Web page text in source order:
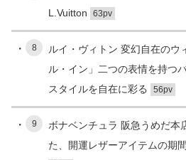
L.Vuitton
63pv
8
ルイ・ヴィトン 変幻自在のウ
ル・イン」二つの表情を持つ
スタイルを自在に彩る
56pv
9
ボナベンチュラ 阪急うめだ本
た、開運レザーアイテムの期